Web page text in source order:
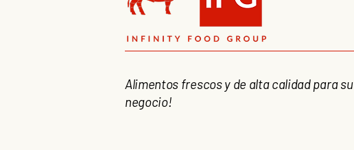
Alimentos frescos y de alta calidad para su
negocio!